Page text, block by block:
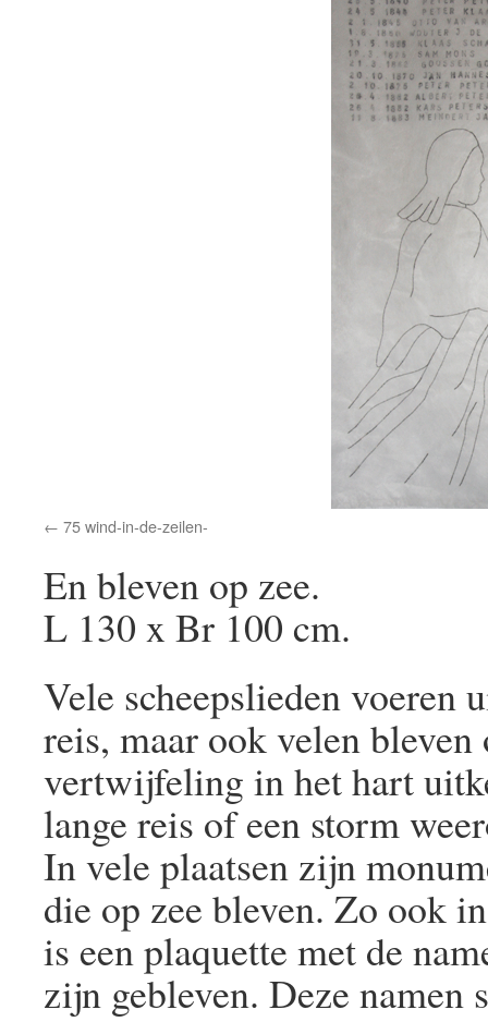
75 wind-in-de-zeilen-
En bleven op zee.
L 130 x Br 100 cm.
Vele scheepslieden voeren
reis, maar ook velen
vertwijfeling in het hart
lange reis of een storm
In vele plaatsen zijn
die op zee bleven. Zo ook
is een plaquette met de
zijn gebleven. Deze